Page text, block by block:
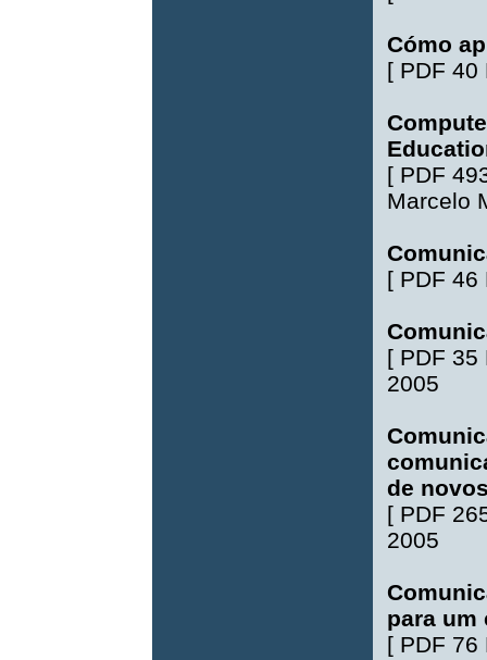
Cómo
[ PDF 40
[ PDF
Marcelo
[ PDF 46
[ PDF 35
2005
de
[ PDF
2005
para um
[ PDF 76